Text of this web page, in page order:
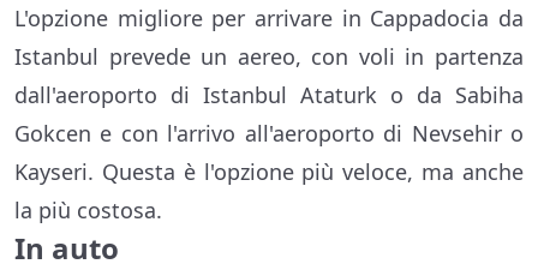
L'opzione migliore per arrivare in Cappadocia da
Istanbul prevede un aereo, con voli in partenza
dall'aeroporto di Istanbul Ataturk o da Sabiha
Gokcen e con l'arrivo all'aeroporto di Nevsehir o
Kayseri. Questa è l'opzione più veloce, ma anche
la più costosa.
In auto